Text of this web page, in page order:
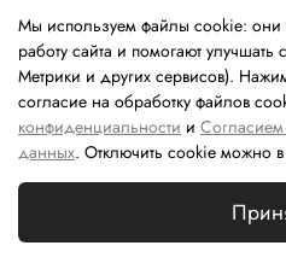
технологии
(информационные
информации на основе сбора,
сведений, относящихся к
«Интернет», находящихся на
Федерации).
Мы используем файлы cookie: они
работу сайта и помогают улучшать
Метрики и других сервисов).
согласие на обработку файлов
конфиденциальности и
данных. Отключить cookie можно в